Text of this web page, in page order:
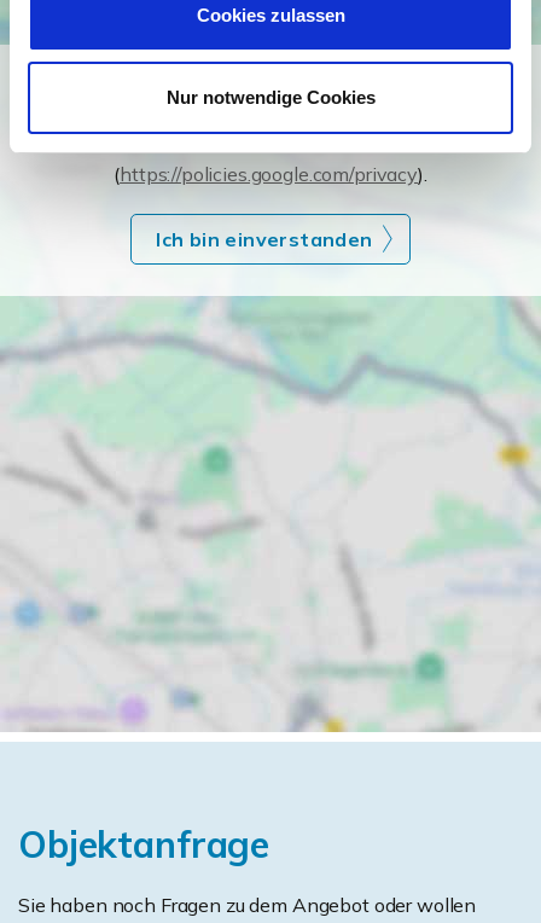
Cookies zulassen
Nur notwendige Cookies
angezeigt werden. Es gelten die
(https://policies.google.com/privacy).
Ich bin einverstanden
Objektanfrage
Sie haben noch Fragen zu dem Angebot oder wollen